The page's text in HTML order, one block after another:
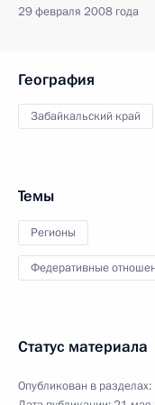
29 февраля 2008 года
География
Забайкальский край
Темы
Регионы
Федеративные
Статус материала
Опубликован в разделах: